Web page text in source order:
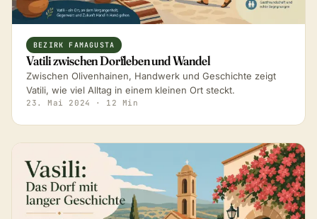
BEZIRK FAMAGUSTA
Vatili zwischen Dorfleben und Wandel
Zwischen Olivenhainen, Handwerk und Geschichte zeigt
Vatili, wie viel Alltag in einem kleinen Ort steckt.
23. Mai 2024 · 12 Min